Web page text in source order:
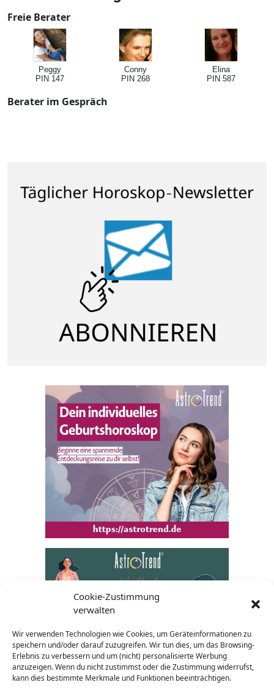
Cookie-Zustimmung
verwalten
Wir verwenden Technologien wie Cookies, um Geräteinformationen zu
speichern und/oder darauf zuzugreifen. Wir tun dies, um das Browsing-
Erlebnis zu verbessern und um (nicht) personalisierte Werbung
anzuzeigen. Wenn du nicht zustimmst oder die Zustimmung widerrufst,
kann dies bestimmte Merkmale und Funktionen beeinträchtigen.
Freie Berater
Peggy
PIN 147
Conny
PIN 268
Elina
PIN 587
Berater im Gespräch